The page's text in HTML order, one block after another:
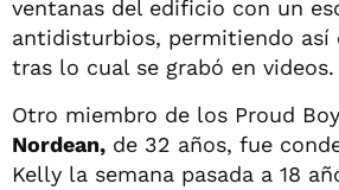
ventanas del edificio con un
antidisturbios, permitiendo así
tras lo cual se grabó en videos.
Otro miembro de los Proud
Nordean, de 32 años, fue
Kelly la semana pasada a 18